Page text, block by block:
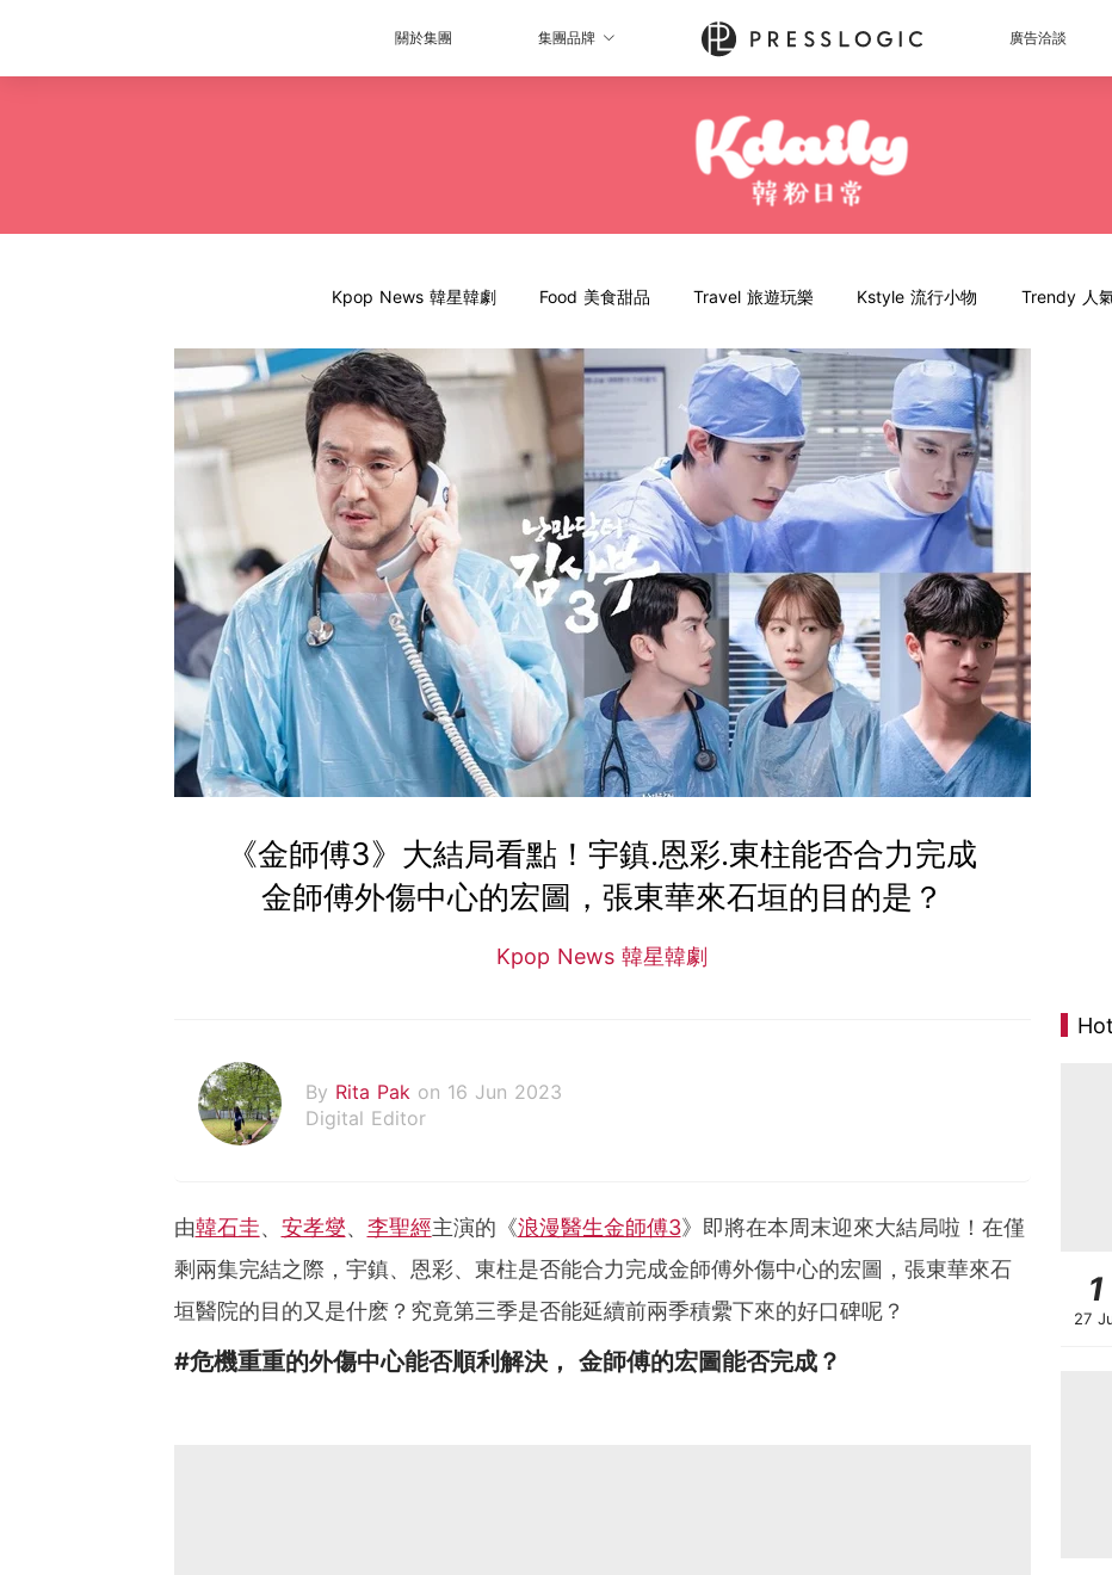
關於集團 集團品牌 廣告洽談
Kpop News 韓星韓劇 Food 美食甜品 Travel 旅遊玩樂 Kstyle 流行小物 Trendy 人
《金師傅3》大結局看點！宇鎮.恩彩.東柱能否合力完成
金師傅外傷中心的宏圖，張東華來石垣的目的是？
Kpop News 韓星韓劇
By Rita Pak on 16 Jun 2023
Digital Editor
由韓石圭、 安孝燮、 李聖經主演的《浪漫醫生金師傅3》即將在本周末迎來大結局啦！在僅
剩兩集完結之際，宇鎮、恩彩、東柱是否能合力完成金師傅外傷中心的宏圖，張東華來石
垣醫院的目的又是什麽？究竟第三季是否能延續前兩季積纍下來的好口碑呢？
#危機重重的外傷中心能否順利解決， 金師傅的宏圖能否完成？
1
27